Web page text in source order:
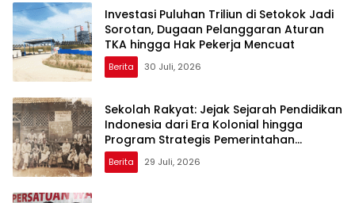
Investasi Puluhan Triliun di Setokok Jadi
Sorotan, Dugaan Pelanggaran Aturan
TKA hingga Hak Pekerja Mencuat
Berita 30 Juli, 2026
Sekolah Rakyat: Jejak Sejarah Pendidikan
Indonesia dari Era Kolonial hingga
Program Strategis Pemerintahan
Prabowo
Berita 29 Juli, 2026